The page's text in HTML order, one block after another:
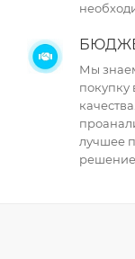
Мы
покупку
лучшее
решение.